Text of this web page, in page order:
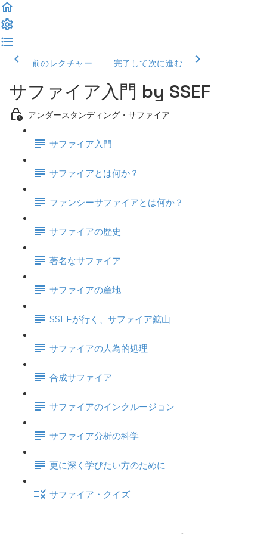
前のレクチャー 完了して次に進む
サファイア入門 by SSEF
アンダースタンディング・サファイア
サファイア入門
サファイアとは何か？
ファンシーサファイアとは何か？
サファイアの歴史
著名なサファイア
サファイアの産地
SSEFが行く、サファイア鉱山
サファイアの人為的処理
合成サファイア
サファイアのインクルージョン
サファイア分析の科学
更に深く学びたい方のために
サファイア・クイズ